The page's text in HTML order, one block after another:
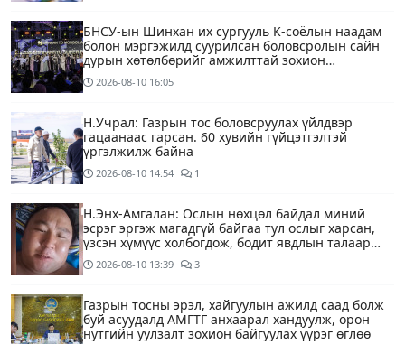
БНСУ-ын Шинхан их сургууль К-соёлын наадам
болон мэргэжилд суурилсан боловсролын сайн
дурын хөтөлбөрийг амжилттай зохион
байгууллаа
2026-08-10 16:05
Н.Учрал: Газрын тос боловсруулах үйлдвэр
гацаанаас гарсан. 60 хувийн гүйцэтгэлтэй
үргэлжилж байна
2026-08-10 14:54 1
Н.Энх-Амгалан: Ослын нөхцөл байдал миний
эсрэг эргэж магадгүй байгаа тул ослыг харсан,
үзсэн хүмүүс холбогдож, бодит явдлын талаар
ярьж өгч тусална уу
2026-08-10 13:39 3
Газрын тосны эрэл, хайгуулын ажилд саад болж
буй асуудалд АМГТГ анхаарал хандуулж, орон
нутгийн уулзалт зохион байгуулах үүрэг өглөө